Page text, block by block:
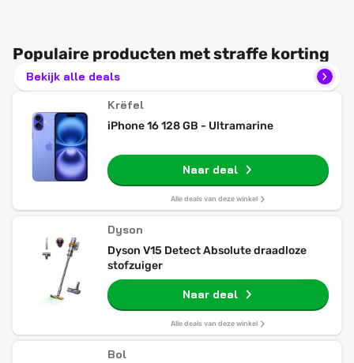
Populaire producten met straffe korting
Bekijk alle deals
Krëfel
iPhone 16 128 GB - Ultramarine
Naar deal
Alle deals van deze winkel
Dyson
Dyson V15 Detect Absolute draadloze
stofzuiger
Naar deal
Alle deals van deze winkel
Bol